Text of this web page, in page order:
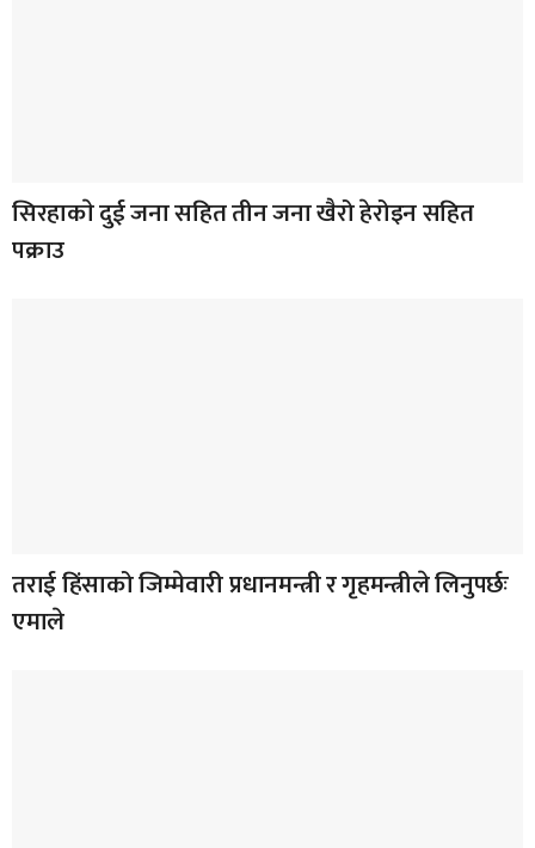
सिरहाकाे दुई जना सहित तीन जना खैरो हेरोइन सहित
पक्राउ
तराई हिंसाको जिम्मेवारी प्रधानमन्त्री र गृहमन्त्रीले लिनुपर्छः
एमाले